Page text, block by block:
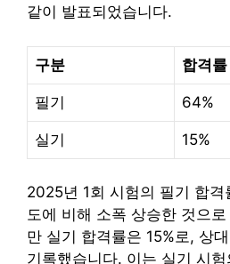
같이 발표되었습니다.
구분 합격률
필기 64%
실기 15%
2025년 1회 시험의 필기 합
도에 비해 소폭 상승한 것으
만 실기 합격률은 15%로, 상
기록했습니다. 이는 실기 시